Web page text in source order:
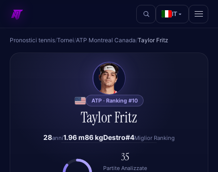
IT
Pronostici tennis/Tornei/ATP Montreal Canada/Taylor Fritz
TF
ATP · Ranking #10
Taylor Fritz
28anni1.96 m86 kgDestro#4Miglior Ranking
35
Partite Analizzate